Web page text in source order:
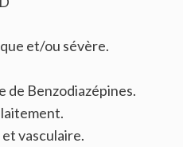
et/ou sévère.
de Benzodiazépines.
vasculaire.